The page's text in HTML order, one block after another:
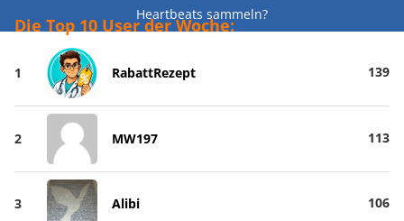
Heartbeats sammeln?
Die Top 10 User der Woche:
1 RabattRezept 139
2 MW197 113
3 Alibi 106